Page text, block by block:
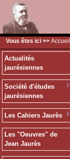
Vous êtes ici >> Accueil
Actualités
jaurésiennes
Société d'études
jaurésiennes
Les Cahiers Jaurès
Les "Oeuvres" de
Jean Jaurès